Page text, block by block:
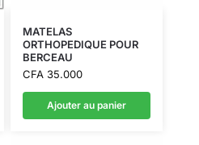
MATELAS
ORTHOPEDIQUE POUR
BERCEAU
CFA35.000
Ajouter au panier